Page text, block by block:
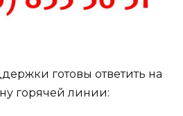
готовы ответить на
горячей линии: